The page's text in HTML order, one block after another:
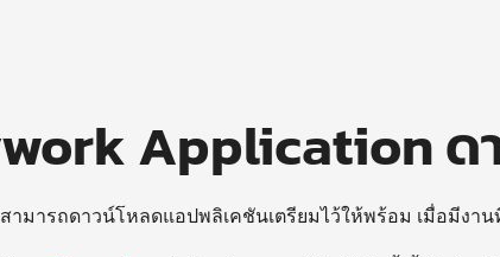
Application ด
ามารถดาวน์โหลดแอปพลิเคชันเตรียมไว้ให้พร้อม เมื่อมีงา